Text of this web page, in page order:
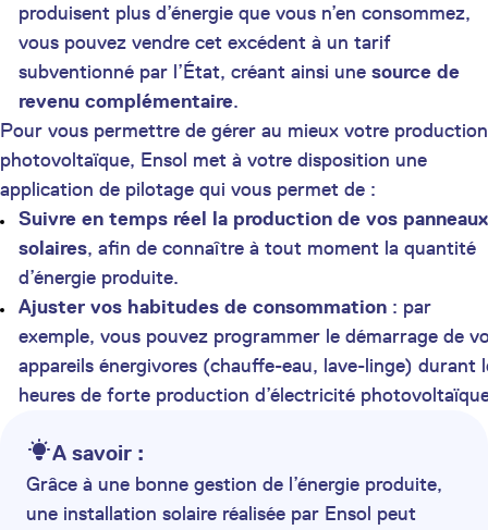
produisent plus d’énergie que vous n’en consommez,
vous pouvez vendre cet excédent à un tarif
subventionné par l’État, créant ainsi une source de
revenu complémentaire.
Pour vous permettre de gérer au mieux votre production
photovoltaïque, Ensol met à votre disposition une
application de pilotage qui vous permet de :
Suivre en temps réel la production de vos panneaux
solaires, afin de connaître à tout moment la quantité
d’énergie produite.
Ajuster vos habitudes de consommation : par
exemple, vous pouvez programmer le démarrage de
appareils énergivores (chauffe-eau, lave-linge) durant
heures de forte production d’électricité
A savoir :
Grâce à une bonne gestion de l’énergie produite,
une installation solaire réalisée par Ensol peut